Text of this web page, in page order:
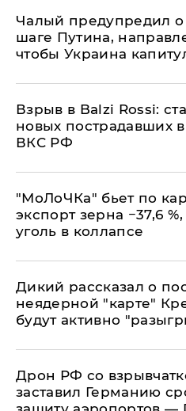
Чалый предупредил
шаге Путина,
чтобы Украина
Взрыв в Balzi Rossi:
новых пострадавших
ВКС РФ
​"МоЛоЧКа" бьет по
экспорт зерна −37,6
уголь в коллапсе
Дикий рассказал о
неядерной "карте"
будут активно
​Дрон РФ со
заставил Германию